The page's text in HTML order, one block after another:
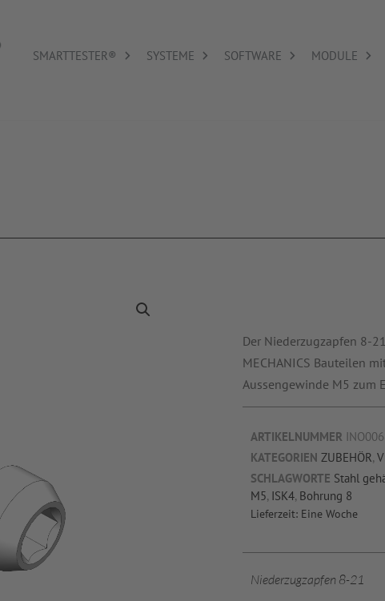
SMARTTESTER® SYSTEME SOFTWARE MODULE
Der Niederzugzapfen 8-
MECHANICS Bauteilen
Aussengewinde M5 zum
ARTIKELNUMMER
KATEGORIEN ZUBEHÖR,
SCHLAGWORTE Stahl
M5, ISK4, Bohrung 8
Lieferzeit: Eine Woche
Niederzugzapfen 8-21